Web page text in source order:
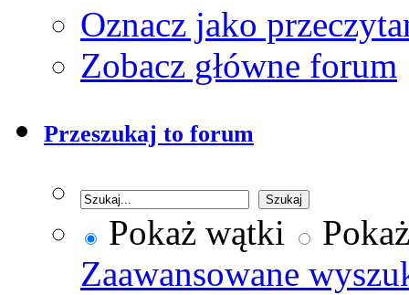
Oznacz jako
Zobacz główne forum
Przeszukaj to forum
Pokaż wątki
Zaawansowane